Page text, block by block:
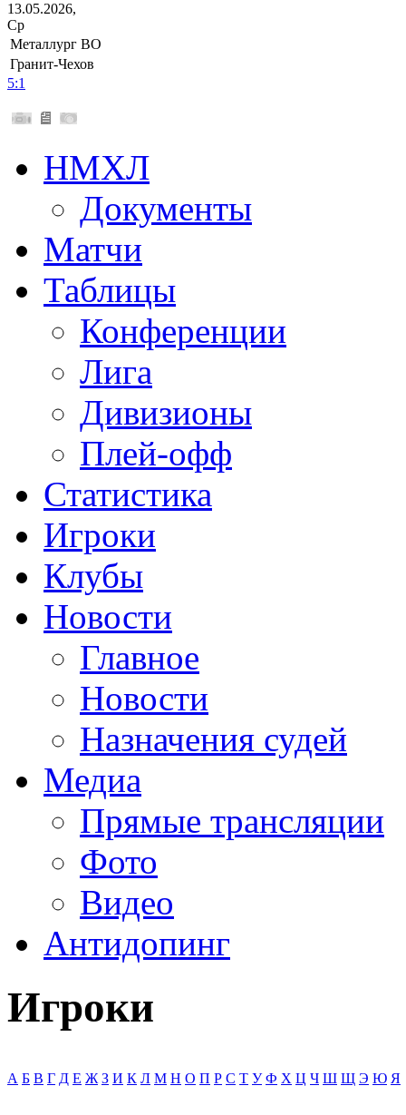
13.05.2026,
Ср
Металлург ВО
Гранит-Чехов
5:1
НМХЛ
Документы
Матчи
Таблицы
Конференции
Лига
Дивизионы
Плей-офф
Статистика
Игроки
Клубы
Новости
Главное
Новости
Назначения судей
Медиа
Прямые трансляции
Фото
Видео
Антидопинг
Игроки
А Б В Г Д Е Ж З И К Л М Н О П Р С Т У Ф Х Ц Ч Ш Щ Э Ю Я